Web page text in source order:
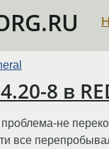
8 в
не
все